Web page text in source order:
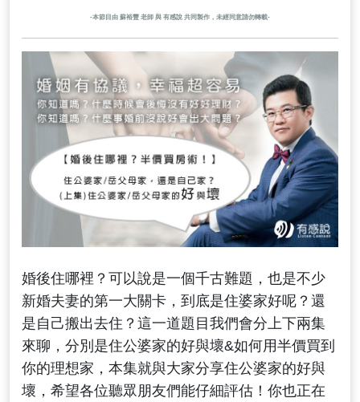
-本節目由 蘇裕豐 老師 與 有感說 共同製作，未經同意請勿轉載-
婚後住哪裡？可以說是一個千古難題，也是不少
新婚夫妻的第一大關卡，到底是住婆家好呢？還
是自己搬出去住？這一道題目我們會分上下兩集
來聊，分別是住公婆家的好與壞&如何用半價買到
你的理想家，本集就與大家分享住公婆家的好與
壞，希望各位聽眾朋友們能仔細評估！你也正在